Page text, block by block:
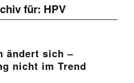
für: HPV
ändert sich –
nicht im Trend